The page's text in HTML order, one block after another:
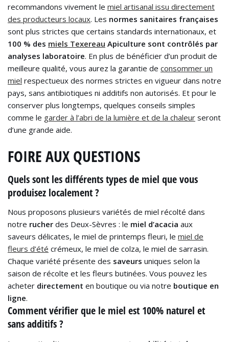
recommandons vivement le miel artisanal issu directement
des producteurs locaux. Les normes sanitaires françaises
sont plus strictes que certains standards internationaux, et
100 % des miels Texereau Apiculture sont contrôlés par
analyses laboratoire. En plus de bénéficier d’un produit de
meilleure qualité, vous aurez la garantie de consommer un
miel respectueux des normes strictes en vigueur dans notre
pays, sans antibiotiques ni additifs non autorisés. Et pour le
conserver plus longtemps, quelques conseils simples
comme le garder à l’abri de la lumière et de la chaleur seront
d’une grande aide.
FOIRE AUX QUESTIONS
Quels sont les différents types de miel que vous
produisez localement ?
Nous proposons plusieurs variétés de miel récolté dans
notre rucher des Deux-Sèvres : le miel d’acacia aux
saveurs délicates, le miel de printemps fleuri, le miel de
fleurs d’été crémeux, le miel de colza, le miel de sarrasin.
Chaque variété présente des saveurs uniques selon la
saison de récolte et les fleurs butinées. Vous pouvez les
acheter directement en boutique ou via notre boutique en
ligne.
Comment vérifier que le miel est 100% naturel et
sans additifs ?